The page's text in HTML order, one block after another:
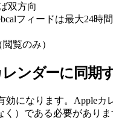
双方向
フィードは最大24時間
覧のみ）
ンダーに同期
になります。Apple
）である必要がありま